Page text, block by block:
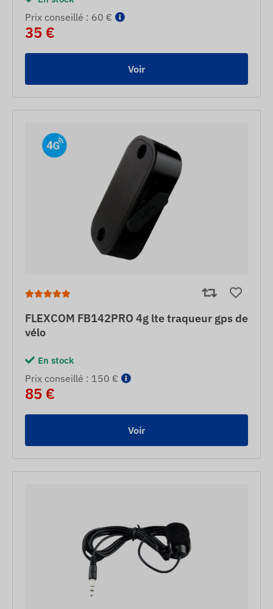
Prix ​​conseillé : 60 €
35 €
Voir
FLEXCOM FB142PRO 4g lte traqueur gps de
vélo
En stock
Prix ​​conseillé : 150 €
85 €
Voir